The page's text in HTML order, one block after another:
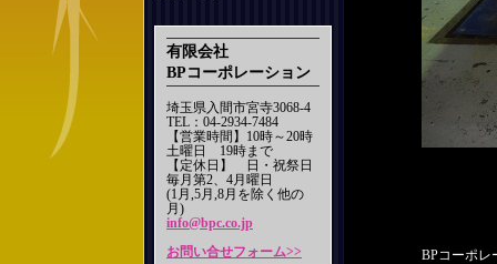
有限会社
BPコーポレーション
埼玉県入間市宮寺3068-4
TEL：04-2934-7484
【営業時間】10時～20時
土曜日 19時まで
【定休日】 日・祝祭日
毎月第2、4月曜日
(1月,5月,8月を除く他の
月)
info@bpc.co.jp
お問い合せフォーム>>
BPコーポレ